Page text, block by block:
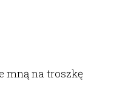
mną na troszkę